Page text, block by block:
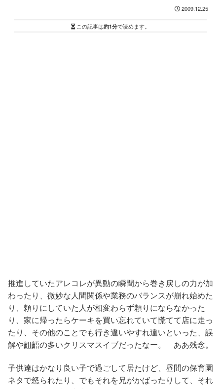
2009.12.25
この記事は約1分で読めます。
推進していたアレコレが異動の瞬間から巻き戻しの力が加
わったり、微妙な人間関係や業務のバランスが崩れ始めた
り、頼りにしていた人が相変わらず頼りにならなかった
り、家に帰ったらケーキを買い忘れていて慌てて店に走っ
たり、その他のことでも行き違いやすれ違いといった、誤
解や齟齬の多いクリスマスイブだったなー。 ああ残念。
子供達はかなり良い子で過ごして居たけど、昼間の保育園
ネタで怒られたり、でもそれを兄がかばったりして、それ